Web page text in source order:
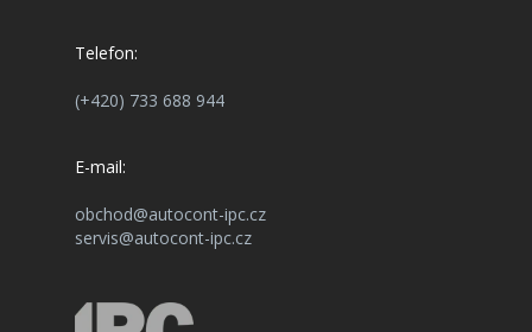
Telefon:
(+420) 733 688 944
E-mail:
obchod@autocont-ipc.cz
servis@autocont-ipc.cz